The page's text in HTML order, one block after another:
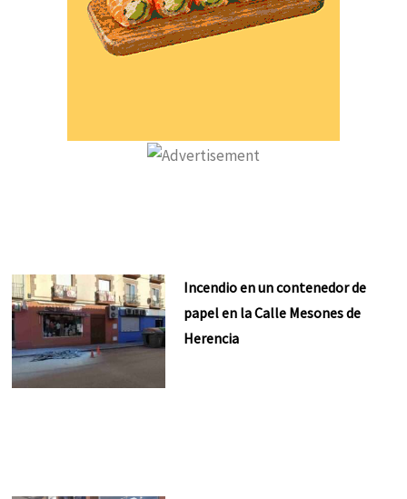
Incendio en un contenedor de
papel en la Calle Mesones de
Herencia